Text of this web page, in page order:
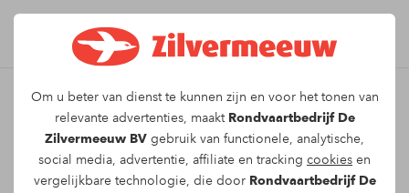
Om u beter van dienst te kunnen zijn en voor het tonen van
relevante advertenties, maakt Rondvaartbedrijf De
Zilvermeeuw BV gebruik van functionele, analytische,
social media, advertentie, affiliate en tracking cookies en
vergelijkbare technologie, die door Rondvaartbedrijf De
Leuk dat u kiest voor dit
arrangement!